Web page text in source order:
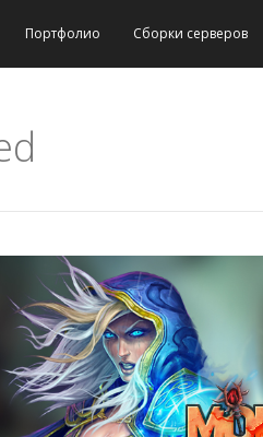
Портфолио Сборки серверов